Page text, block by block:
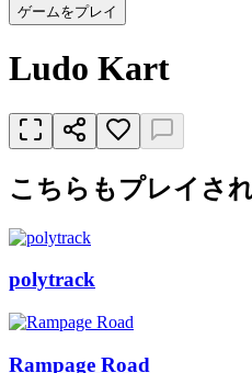
ゲームをプレイ
Ludo Kart
こちらもプレイさ
polytrack
Rampage Road